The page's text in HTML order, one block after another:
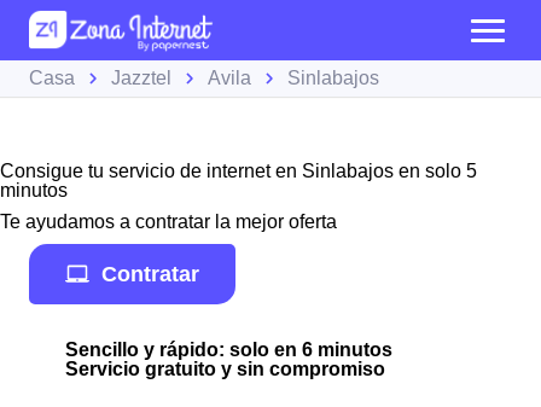
Casa Jazztel Avila Sinlabajos
Consigue tu servicio de internet en Sinlabajos en solo 5
minutos
Te ayudamos a contratar la mejor oferta
Contratar
Sencillo y rápido: solo en 6 minutos
Servicio gratuito y sin compromiso